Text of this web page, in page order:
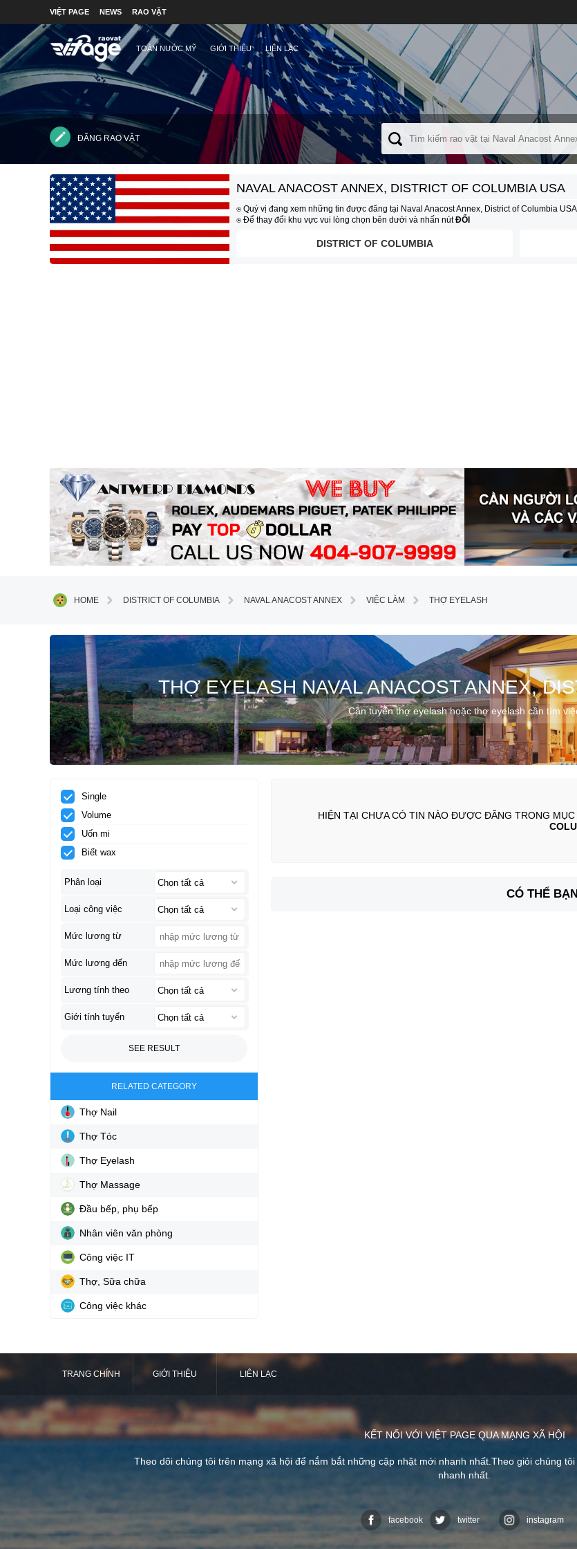
VIỆT PAGE NEWS RAO VẶT
TOÀN NƯỚC MỸ GIỚI THIỆU LIÊN LẠC
ĐĂNG RAO VẶT
NAVAL ANACOST ANNEX, DISTRICT OF COLUMBIA USA
⍟ Quý vị đang xem những tin được đăng tại Naval Anacost Annex, District of Columbia USA
⍟ Để thay đổi khu vực vui lòng chọn bên dưới và nhấn nútĐỔI
DISTRICT OF COLUMBIA
HOME DISTRICT OF COLUMBIA NAVAL ANACOST ANNEX VIỆC LÀM THỢ EYELASH
THỢ EYELASH NAVAL ANACOST ANNEX,
Cần tuyển thợ eyelash hoặc thợ eyelash cần tìm
Single
Volume
Uốn mi
Biết wax
Phân loại
Loại công việc
Mức lương từ
Mức lương đến
Lương tính theo
Giới tính tuyển
SEE RESULT
RELATED CATEGORY
Thợ Nail
Thợ Tóc
Thợ Eyelash
Thợ Massage
Đầu bếp, phụ bếp
Nhân viên văn phòng
Công việc IT
Thợ, Sữa chữa
Công việc khác
HIỆN TẠI CHƯA CÓ TIN NÀO ĐƯỢC ĐĂNG TRONG MỤC
CÓ THỂ
TRANG CHÍNH GIỚI THIỆU LIÊN LẠC
KẾT NỐI VỚI VIỆT PAGE QUA MẠNG XÃ HỘI
Theo dõi chúng tôi trên mạng xã hội để nắm bắt những cập nhật mới nhanh nhất.Theo giỏi chúng
nhanh nhất.
facebook twitter instagram